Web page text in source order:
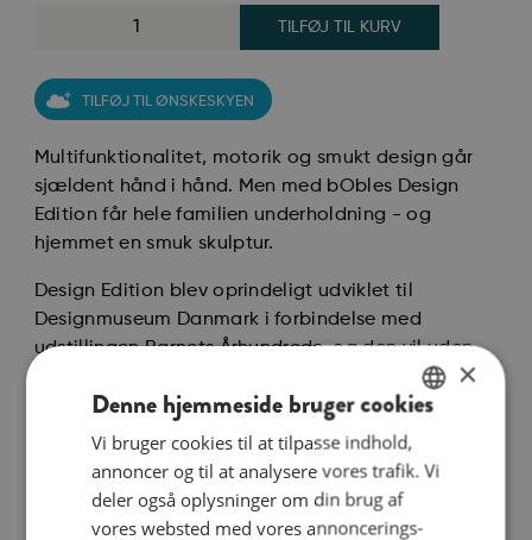
TILFØJ TIL KURV
TILFØJ TIL ØNSKESKYEN
Multifunktionalitet, motorik og smukt design går
sjældent hånd i hånd. Men med bObles Design
Edition får hele familien underholdning - og
hjemmet en smuk skulptur.
Design Edition blev oprindeligt udviklet til
Designmuseum Danmark i forbindelse med
udstillingen Barnets Århundrede, og den vil uden
funktionelle møbel.
bObles Design Edition fås i tre højder: 36 cm, 24
cm og 12 cm. Både samlet og hver for sig sætter
de gang i fantasien, bevægelsen og legen.
ENGLISH
DANISH
×
Denne hjemmeside bruger cookies
Vi bruger cookies til at tilpasse indhold,
annoncer og til at analysere vores trafik. Vi
deler også oplysninger om din brug af
vores websted med vores annoncerings-